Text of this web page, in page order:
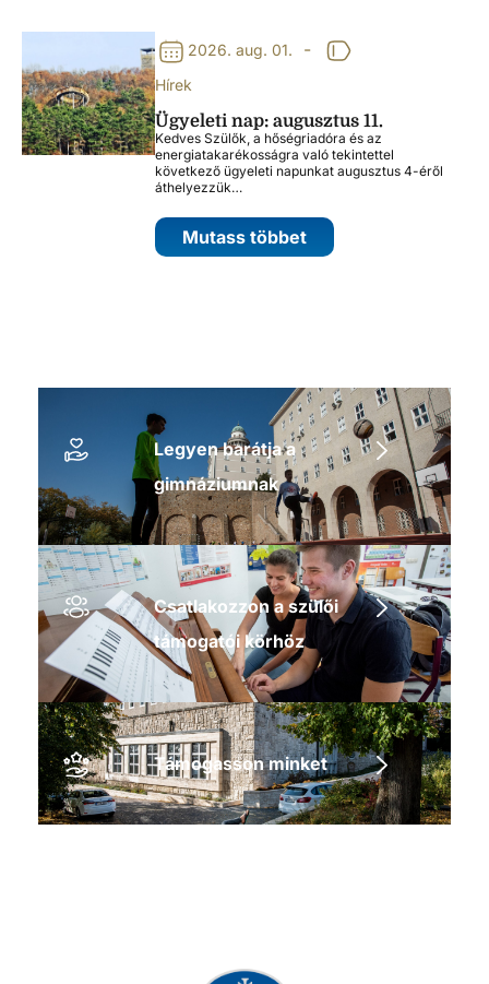
2026. aug. 01. -
Hírek
Ügyeleti nap: augusztus 11.
Kedves Szülők, a hőségriadóra és az
energiatakarékosságra való tekintettel
következő ügyeleti napunkat augusztus 4-éről
áthelyezzük…
Mutass többet
Legyen barátja a
gimnáziumnak
Csatlakozzon a szülői
támogatói körhöz
Támogasson minket